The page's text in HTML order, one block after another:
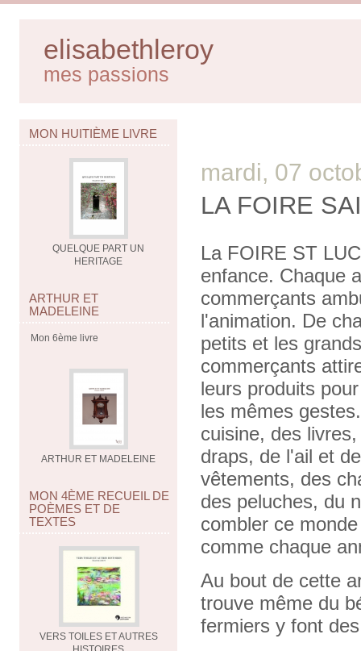
elisabethleroy
mes passions
MON HUITIÈME LIVRE
QUELQUE PART UN
HERITAGE
ARTHUR ET
MADELEINE
Mon 6ème livre
ARTHUR ET MADELEINE
MON 4ÈME RECUEIL DE
POÈMES ET DE
TEXTES
VERS TOILES ET AUTRES
mardi, 07
LA FOIRE
La FOIRE ST
enfance. Chaque
commerçants
l'animation. De
petits et les
commerçants
leurs produits
les mêmes
cuisine, des
draps, de l'ail et
vêtements, des
des peluches, du
combler ce
comme chaque
Au bout de cette
trouve même du
fermiers y font